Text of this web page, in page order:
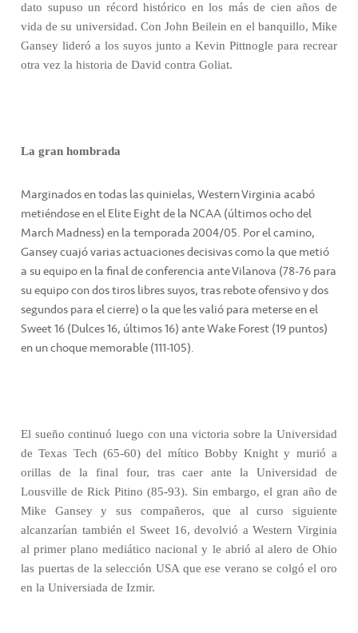
dato supuso un récord histórico en los más de cien años de
vida de su universidad. Con John Beilein en el banquillo, Mike
Gansey lideró a los suyos junto a Kevin Pittnogle para recrear
otra vez la historia de David contra Goliat.
La gran hombrada
Marginados en todas las quinielas, Western Virginia acabó
metiéndose en el Elite Eight de la NCAA (últimos ocho del
March Madness) en la temporada 2004/05. Por el camino,
Gansey cuajó varias actuaciones decisivas como la que metió
a su equipo en la final de conferencia ante Vilanova (78-76 para
su equipo con dos tiros libres suyos, tras rebote ofensivo y dos
segundos para el cierre) o la que les valió para meterse en el
Sweet 16 (Dulces 16, últimos 16) ante Wake Forest (19 puntos)
en un choque memorable (111-105).
El sueño continuó luego con una victoria sobre la Universidad
de Texas Tech (65-60) del mítico Bobby Knight y murió a
orillas de la final four, tras caer ante la Universidad de
Lousville de Rick Pitino (85-93). Sin embargo, el gran año de
Mike Gansey y sus compañeros, que al curso siguiente
alcanzarían también el Sweet 16, devolvió a Western Virginia
al primer plano mediático nacional y le abrió al alero de Ohio
las puertas de la selección USA que ese verano se colgó el oro
en la Universiada de Izmir.